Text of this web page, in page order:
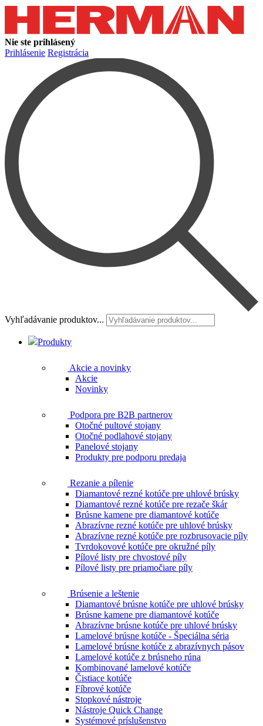
Nie ste prihlásený
Prihlásenie Registrácia
Vyhľadávanie produktov...
Produkty
Akcie a novinky
Akcie
Novinky
Podpora pre B2B partnerov
Otočné pultové stojany
Otočné podlahové stojany
Panelové stojany
Produkty pre podporu predaja
Rezanie a pílenie
Diamantové rezné kotúče pre uhlové brúsky
Diamantové rezné kotúče pre rezače škár
Brúsne kamene pre diamantové kotúče
Abrazívne rezné kotúče pre uhlové brúsky
Abrazívne rezné kotúče pre rozbrusovacie píly
Tvrdokovové kotúče pre okružné píly
Pílové listy pre chvostové píly
Pílové listy pre priamočiare píly
Brúsenie a leštenie
Diamantové brúsne kotúče pre uhlové brúsky
Brúsne kamene pre diamantové kotúče
Abrazívne brúsne kotúče pre uhlové brúsky
Lamelové brúsne kotúče - Špeciálna séria
Lamelové brúsne kotúče z abrazívnych pásov
Lamelové kotúče z brúsneho rúna
Kombinované lamelové kotúče
Čistiace kotúče
Fíbrové kotúče
Stopkové nástroje
Nástroje Quick Change
Systémové príslušenstvo